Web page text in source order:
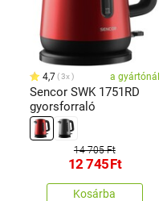
4,7 3x a gyártónál
Sencor SWK 1751RD
gyorsforraló
14 705 Ft
12 745Ft
Kosárba